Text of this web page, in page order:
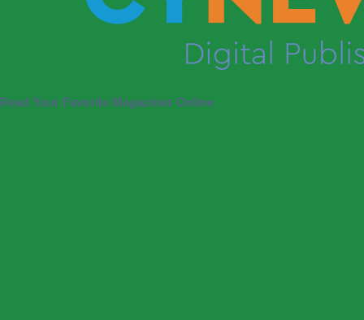
Read Your Favorite Magazines Online